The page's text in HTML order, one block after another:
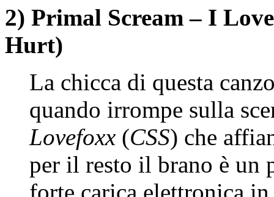
2) Primal Scream – I
Hurt)
La chicca di questa
quando irrompe sulla
Lovefoxx (CSS) che
per il resto il brano è un
forte carica elettronica